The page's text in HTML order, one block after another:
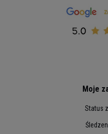
Moje
Status